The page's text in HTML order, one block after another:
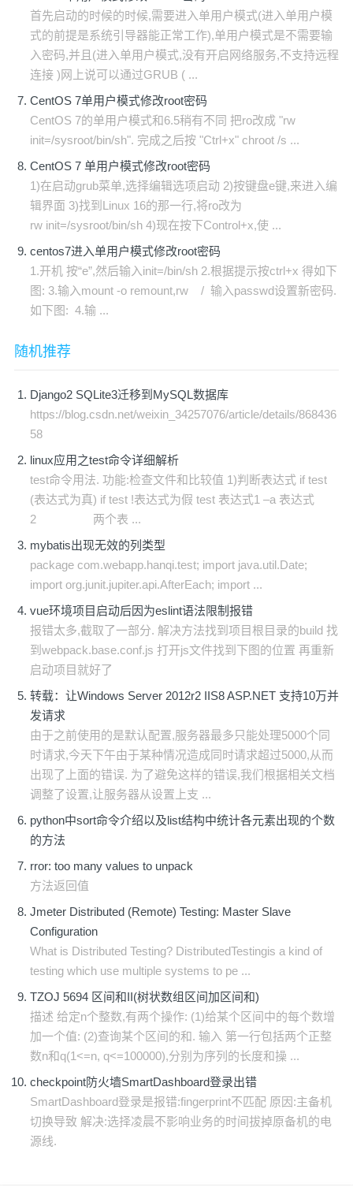
首先启动的时候的时候,需要进入单用户模式(进入单用户模
式的前提是系统引导器能正常工作),单用户模式是不需要输
入密码,并且(进入单用户模式,没有开启网络服务,不支持远程
连接 )网上说可以通过GRUB ( ...
CentOS 7单用户模式修改root密码
CentOS 7的单用户模式和6.5稍有不同 把ro改成 "rw
init=/sysroot/bin/sh". 完成之后按 "Ctrl+x" chroot /s ...
CentOS 7 单用户模式修改root密码
1)在启动grub菜单,选择编辑选项启动 2)按键盘e键,来进入编
辑界面 3)找到Linux 16的那一行,将ro改为
rw init=/sysroot/bin/sh 4)现在按下Control+x,使 ...
centos7进入单用户模式修改root密码
1.开机 按“e”,然后输入init=/bin/sh 2.根据提示按ctrl+x 得如下
图: 3.输入mount -o remount,rw / 输入passwd设置新密码.
如下图: 4.输 ...
随机推荐
Django2 SQLite3迁移到MySQL数据库
https://blog.csdn.net/weixin_34257076/article/details/868436
58
linux应用之test命令详细解析
test命令用法. 功能:检查文件和比较值 1)判断表达式 if test
(表达式为真) if test !表达式为假 test 表达式1 –a 表达式
2 两个表 ...
mybatis出现无效的列类型
package com.webapp.hanqi.test; import java.util.Date;
import org.junit.jupiter.api.AfterEach; import ...
vue环境项目启动后因为eslint语法限制报错
报错太多,截取了一部分. 解决方法找到项目根目录的build 找
到webpack.base.conf.js 打开js文件找到下图的位置 再重新
启动项目就好了
转载：让Windows Server 2012r2 IIS8 ASP.NET 支持10万并
发请求
由于之前使用的是默认配置,服务器最多只能处理5000个同
时请求,今天下午由于某种情况造成同时请求超过5000,从而
出现了上面的错误. 为了避免这样的错误,我们根据相关文档
调整了设置,让服务器从设置上支 ...
python中sort命令介绍以及list结构中统计各元素出现的个数
的方法
rror: too many values to unpack
方法返回值
Jmeter Distributed (Remote) Testing: Master Slave
Configuration
What is Distributed Testing? DistributedTestingis a kind of
testing which use multiple systems to pe ...
TZOJ 5694 区间和II(树状数组区间加区间和)
描述 给定n个整数,有两个操作: (1)给某个区间中的每个数增
加一个值: (2)查询某个区间的和. 输入 第一行包括两个正整
数n和q(1<=n, q<=100000),分别为序列的长度和操 ...
checkpoint防火墙SmartDashboard登录出错
SmartDashboard登录是报错:fingerprint不匹配 原因:主备机
切换导致 解决:选择凌晨不影响业务的时间拔掉原备机的电
源线.